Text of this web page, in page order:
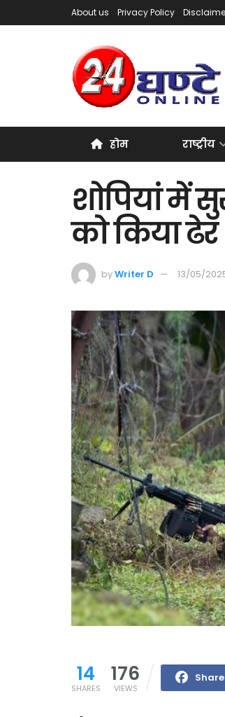
About us Privacy Policy
होम राष्ट्रीय
शोपियां में
को किया ढेर
byWriter D 13/05/
14
SHARES
176
VIEWS